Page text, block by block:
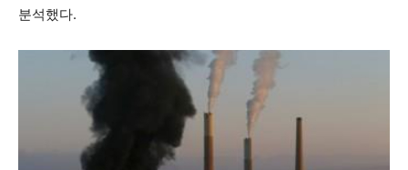
분석했다.